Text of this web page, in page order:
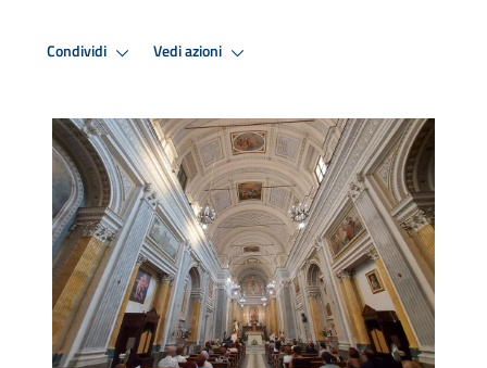
Condividi Vedi azioni